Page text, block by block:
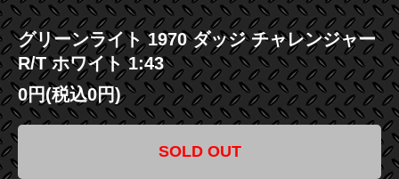
グリーンライト 1970 ダッジ チャレンジャー
R/T ホワイト 1:43
0円(税込0円)
SOLD OUT